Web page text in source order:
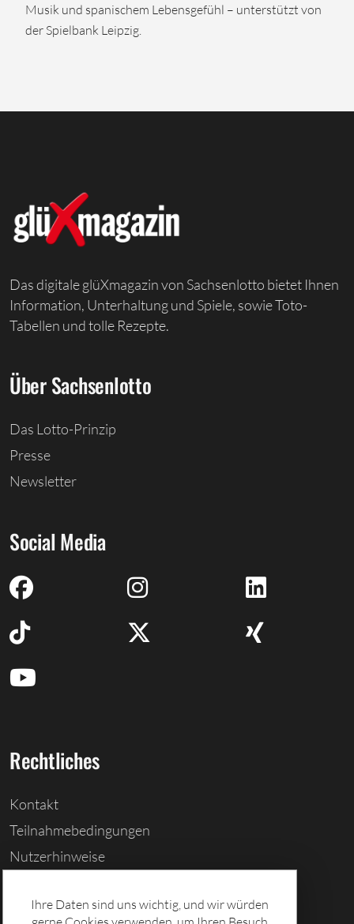
Musik und spanischem Lebensgefühl – unterstützt von
der Spielbank Leipzig.
Das digitale glüXmagazin von Sachsenlotto bietet Ihnen
Information, Unterhaltung und Spiele, sowie Toto-
Tabellen und tolle Rezepte.
Über Sachsenlotto
Das Lotto-Prinzip
Presse
Newsletter
Social Media
Rechtliches
Kontakt
Teilnahmebedingungen
Nutzerhinweise
Cookies löschen
Ihre Daten sind uns wichtig, und wir würden